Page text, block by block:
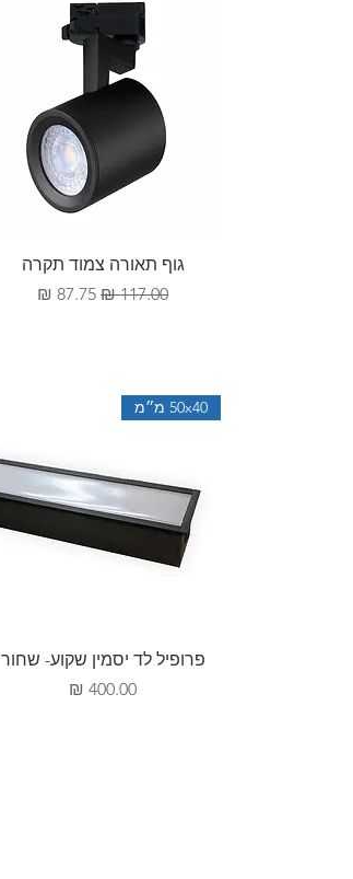
תצוגה מהירה
גוף תאורה צמוד תקרה
מחיר רגיל‏117.00 ‏₪ מחיר מבצע
תצוגה מהירה
50x40 מ״מ
פרופיל לד יסמין שקוע- שחור
מחיר